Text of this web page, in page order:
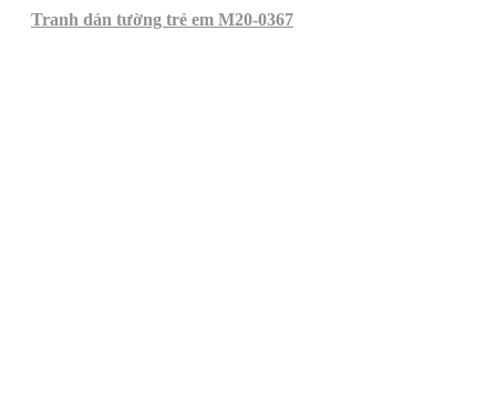
Tranh dán tường trẻ em M20-0367